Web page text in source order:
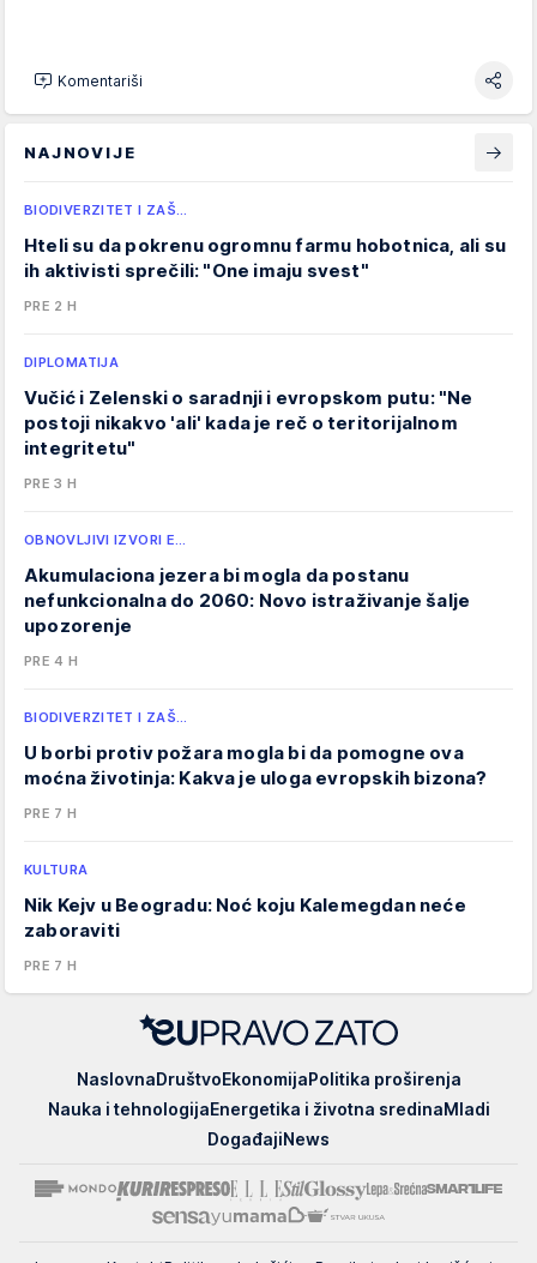
Komentariši
NAJNOVIJE
BIODIVERZITET I ZAŠ…
Hteli su da pokrenu ogromnu farmu hobotnica, ali su
ih aktivisti sprečili: "One imaju svest"
PRE 2 H
DIPLOMATIJA
Vučić i Zelenski o saradnji i evropskom putu: "Ne
postoji nikakvo 'ali' kada je reč o teritorijalnom
integritetu"
PRE 3 H
OBNOVLJIVI IZVORI E…
Akumulaciona jezera bi mogla da postanu
nefunkcionalna do 2060: Novo istraživanje šalje
upozorenje
PRE 4 H
BIODIVERZITET I ZAŠ…
U borbi protiv požara mogla bi da pomogne ova
moćna životinja: Kakva je uloga evropskih bizona?
PRE 7 H
KULTURA
Nik Kejv u Beogradu: Noć koju Kalemegdan neće
zaboraviti
PRE 7 H
EUpravo
zato
NaslovnaDruštvoEkonomijaPolitika proširenja
Nauka i tehnologijaEnergetika i životna sredinaMladi
DogađajiNews